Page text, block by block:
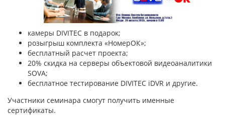
камеры DIVITEC в подарок;
розыгрыш комплекта «НомерОК»;
бесплатный расчет проекта;
20% скидка на серверы объектовой видеоаналитики
SOVA;
бесплатное тестирование DIVITEC iDVR и другие.
Участники семинара смогут получить именные
сертификаты.